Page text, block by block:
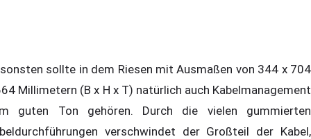
sollte in dem Riesen mit Ausmaßen von 344 x 704
Millimetern (B x H x T) natürlich auch Kabelmanagement
guten Ton gehören. Durch die vielen gummierten
verschwindet der Großteil der Kabel,